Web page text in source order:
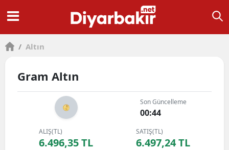
/ Altın
Gram Altın
Son Güncelleme
00:44
ALIŞ(TL)
6.496,35 TL
SATIŞ(TL)
6.497,24 TL